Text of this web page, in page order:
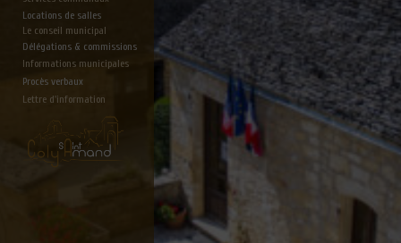
Locations de salles
Le conseil municipal
Délégations & commissions
Informations municipales
Lettre d'information
Procès verbaux